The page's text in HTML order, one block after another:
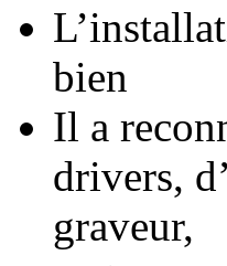
bien
Il a
drivers,
graveur,